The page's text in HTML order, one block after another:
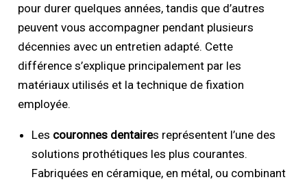
pour durer quelques années, tandis que d’autres
peuvent vous accompagner pendant plusieurs
décennies avec un entretien adapté. Cette
différence s’explique principalement par les
matériaux utilisés et la technique de fixation
employée.
Les couronnes dentaires représentent l’une des
solutions prothétiques les plus courantes.
Fabriquées en céramique, en métal, ou combinant